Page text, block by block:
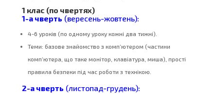
1 клас (по чвертях)
1-а чверть (вересень-жовтень):
4-6 уроків (по одному уроку кожні два тижні).
Теми: базове знайомство з комп’ютером (частини
комп’ютера, що таке монітор, клавіатура, миша), прості
правила безпеки під час роботи з технікою.
2-а чверть (листопад-грудень):